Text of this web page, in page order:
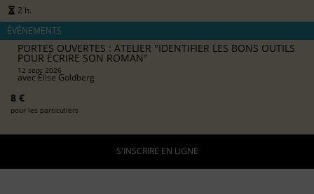
2 h.
ÉVÉNEMENTS
PORTES OUVERTES : ATELIER "IDENTIFIER LES BONS OUTILS
POUR ÉCRIRE SON ROMAN"
12 sept 2026
avecÉlise Goldberg
8 €
pour les particuliers
S'INSCRIRE EN LIGNE